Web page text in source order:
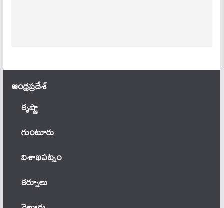
ఆంధ్ర‌ప్ర‌దేశ్
కృష్ణా
గుంటూరు
విశాఖపట్నం
కర్నూలు